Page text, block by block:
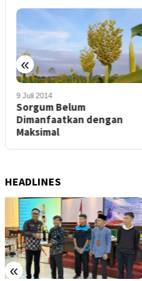
«
29 April 2015
Pertemuan Petani Sorgum
Playen Diwarnai Kata
Pamitan Bupati Hj Badingah
HEADLINES
«